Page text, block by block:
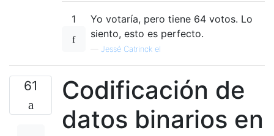
1
Yo votaría, pero tiene 64 votos. Lo
siento, esto es perfecto.
— Jessé Catrinck el
61
Codificación de
datos binarios en